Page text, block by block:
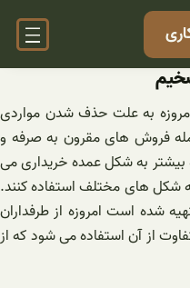
به علت حذف شدن مواردی
فروش های مقرون به صرفه و
بیشتر به شکل عمده خریداری می
شکل های مختلف استفاده کنند.
شده است امروزه از طرفداران
از آن استفاده می شود که از